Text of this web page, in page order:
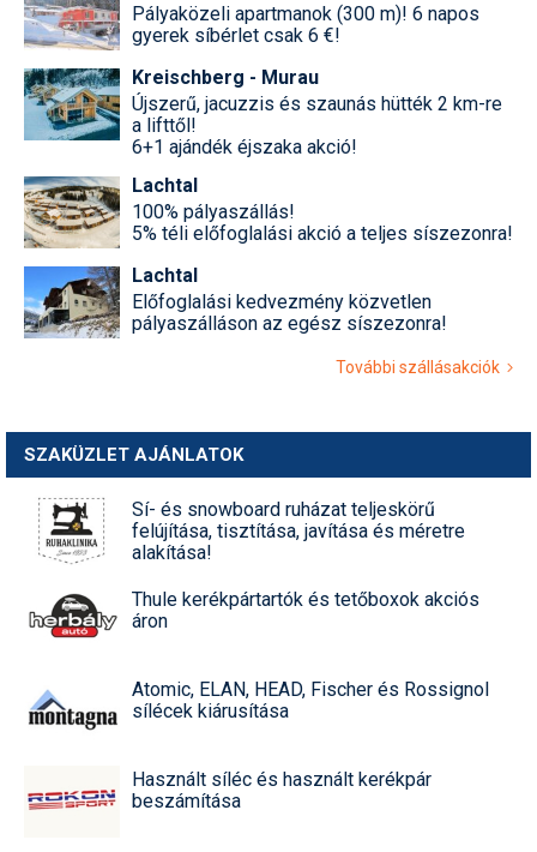
Pályaközeli apartmanok (300 m)! 6 napos
gyerek síbérlet csak 6 €!
Kreischberg - Murau
Újszerű, jacuzzis és szaunás hütték 2 km-re
a lifttől!
6+1 ajándék éjszaka akció!
Lachtal
100% pályaszállás!
5% téli előfoglalási akció a teljes síszezonra!
Lachtal
Előfoglalási kedvezmény közvetlen
pályaszálláson az egész síszezonra!
További szállásakciók
SZAKÜZLET AJÁNLATOK
Sí- és snowboard ruházat teljeskörű
felújítása, tisztítása, javítása és méretre
alakítása!
Thule kerékpártartók és tetőboxok akciós
áron
Atomic, ELAN, HEAD, Fischer és Rossignol
sílécek kiárusítása
Használt síléc és használt kerékpár
beszámítása